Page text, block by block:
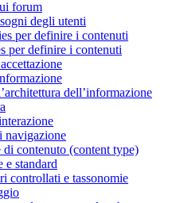
forum
degli utenti
per definire i contenuti
per definire i contenuti
dell’informazione
navigazione
contenuto (content type)
e standard
controllati e tassonomie